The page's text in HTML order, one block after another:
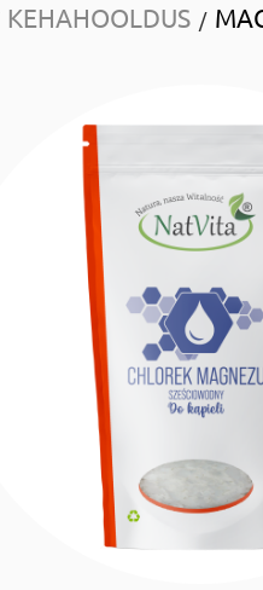
KEHAHOOLDUS /